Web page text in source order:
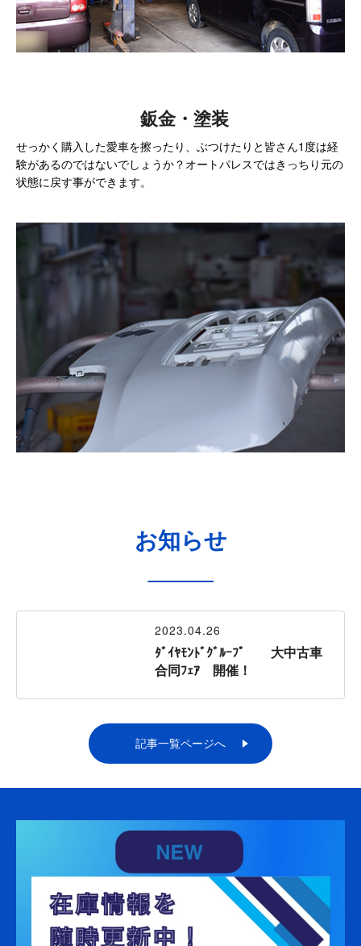
鈑金・塗装
せっかく購入した愛車を擦ったり、ぶつけたりと皆さん1度は経
験があるのではないでしょうか？オートパレスではきっちり元の
状態に戻す事ができます。
お知らせ
2023.04.26
ﾀﾞｲﾔﾓﾝﾄﾞｸﾞﾙｰﾌﾟ 大中古車
合同ﾌｪｱ 開催！
記事一覧ページへ